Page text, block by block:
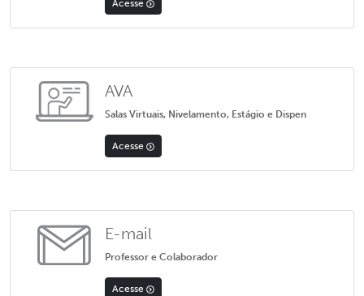
Acesse
AVA
Salas Virtuais, Nivelamento, Estágio e Dispen
Acesse
E-mail
Professor e Colaborador
Acesse